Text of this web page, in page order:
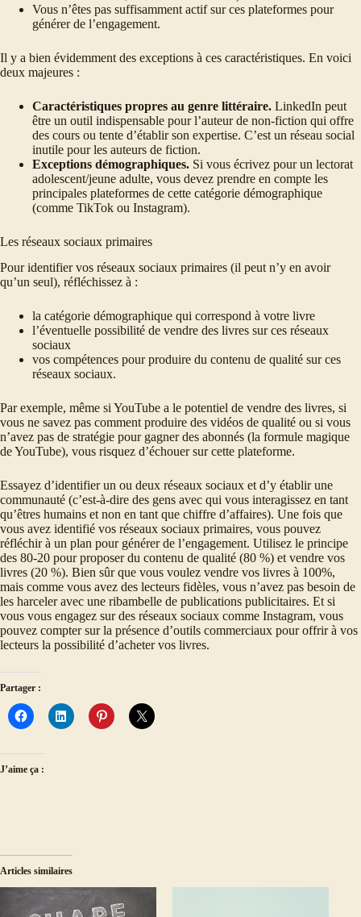
Vous n’êtes pas suffisamment actif sur ces plateformes pour
générer de l’engagement.
Il y a bien évidemment des exceptions à ces caractéristiques. En voici
deux majeures :
Caractéristiques propres au genre littéraire. LinkedIn peut
être un outil indispensable pour l’auteur de non-fiction qui offre
des cours ou tente d’établir son expertise. C’est un réseau social
inutile pour les auteurs de fiction.
Exceptions démographiques. Si vous écrivez pour un lectorat
adolescent/jeune adulte, vous devez prendre en compte les
principales plateformes de cette catégorie démographique
(comme TikTok ou Instagram).
Les réseaux sociaux primaires
Pour identifier vos réseaux sociaux primaires (il peut n’y en avoir
qu’un seul), réfléchissez à :
la catégorie démographique qui correspond à votre livre
l’éventuelle possibilité de vendre des livres sur ces réseaux
sociaux
vos compétences pour produire du contenu de qualité sur ces
réseaux sociaux.
Par exemple, même si YouTube a le potentiel de vendre des livres, si
vous ne savez pas comment produire des vidéos de qualité ou si vous
n’avez pas de stratégie pour gagner des abonnés (la formule magique
de YouTube), vous risquez d’échouer sur cette plateforme.
Essayez d’identifier un ou deux réseaux sociaux et d’y établir une
communauté (c’est-à-dire des gens avec qui vous interagissez en tant
qu’êtres humains et non en tant que chiffre d’affaires). Une fois que
vous avez identifié vos réseaux sociaux primaires, vous pouvez
réfléchir à un plan pour générer de l’engagement. Utilisez le principe
des 80-20 pour proposer du contenu de qualité (80 %) et vendre vos
livres (20 %). Bien sûr que vous voulez vendre vos livres à 100%,
mais comme vous avez des lecteurs fidèles, vous n’avez pas besoin de
les harceler avec une ribambelle de publications publicitaires. Et si
vous vous engagez sur des réseaux sociaux comme Instagram, vous
pouvez compter sur la présence d’outils commerciaux pour offrir à vos
lecteurs la possibilité d’acheter vos livres.
Partager :
J’aime ça :
Articles similaires